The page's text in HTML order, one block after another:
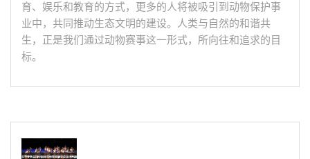
育、娱乐和教育的方式，更多的人将被吸引到动物保护事
业中，共同推动生态文明的建设。人类与自然的和谐共
生，正是我们通过动物赛事这一形式，所向往和追求的目
标。